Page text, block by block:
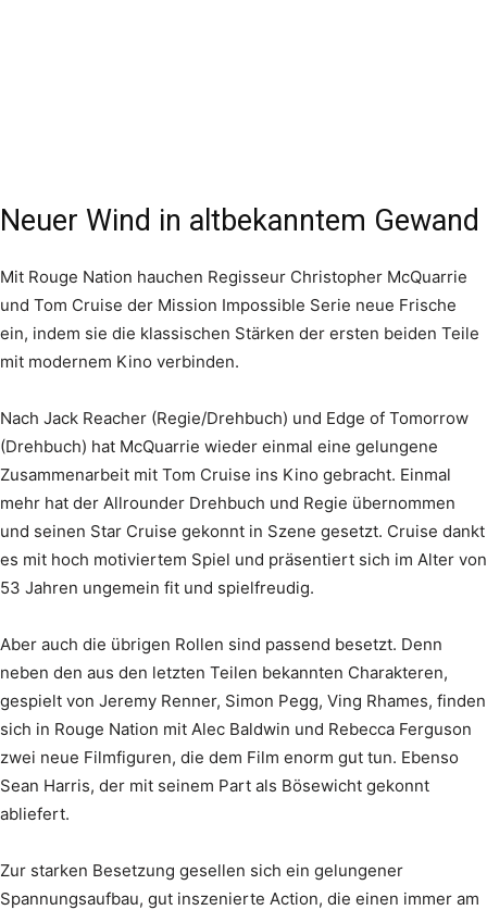
Neuer Wind in altbekanntem Gewand
Mit Rouge Nation hauchen Regisseur Christopher McQuarrie
und Tom Cruise der Mission Impossible Serie neue Frische
ein, indem sie die klassischen Stärken der ersten beiden Teile
mit modernem Kino verbinden.
Nach Jack Reacher (Regie/Drehbuch) und Edge of Tomorrow
(Drehbuch) hat McQuarrie wieder einmal eine gelungene
Zusammenarbeit mit Tom Cruise ins Kino gebracht. Einmal
mehr hat der Allrounder Drehbuch und Regie übernommen
und seinen Star Cruise gekonnt in Szene gesetzt. Cruise dankt
es mit hoch motiviertem Spiel und präsentiert sich im Alter von
53 Jahren ungemein fit und spielfreudig.
Aber auch die übrigen Rollen sind passend besetzt. Denn
neben den aus den letzten Teilen bekannten Charakteren,
gespielt von Jeremy Renner, Simon Pegg, Ving Rhames, finden
sich in Rouge Nation mit Alec Baldwin und Rebecca Ferguson
zwei neue Filmfiguren, die dem Film enorm gut tun. Ebenso
Sean Harris, der mit seinem Part als Bösewicht gekonnt
abliefert.
Zur starken Besetzung gesellen sich ein gelungener
Spannungsaufbau, gut inszenierte Action, die einen immer am